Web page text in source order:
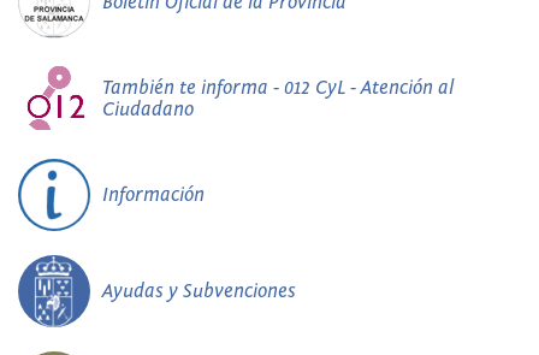
También te informa - 012 CyL - Atención al
Ciudadano
Información
Ayudas y Subvenciones